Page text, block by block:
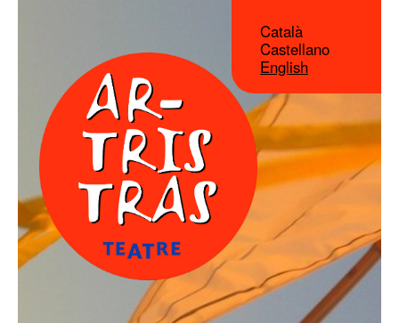
Català
Castellano
English